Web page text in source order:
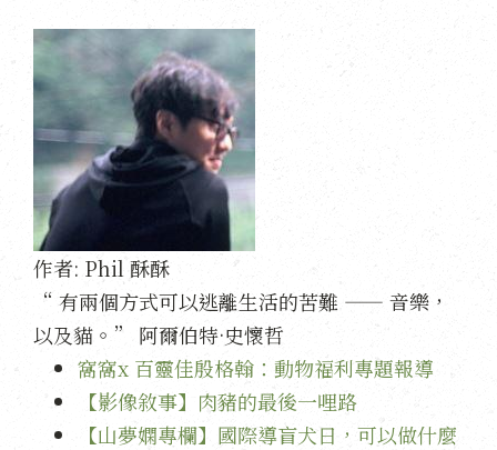
作者: Phil 酥酥
“ 有兩個方式可以逃離生活的苦難 —— 音樂，
以及貓。” 阿爾伯特·史懷哲
窩窩x 百靈佳殷格翰：動物福利專題報導
【影像敘事】肉豬的最後一哩路
【山夢嫻專欄】國際導盲犬日，可以做什麼